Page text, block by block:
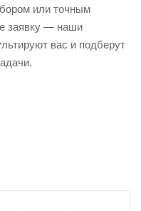
или точным
заявку — наши
вас и подберут